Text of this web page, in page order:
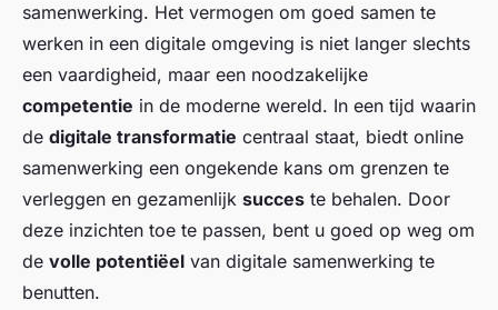
samenwerking. Het vermogen om goed samen te
werken in een digitale omgeving is niet langer slechts
een vaardigheid, maar een noodzakelijke
competentie in de moderne wereld. In een tijd waarin
de digitale transformatie centraal staat, biedt online
samenwerking een ongekende kans om grenzen te
verleggen en gezamenlijk succes te behalen. Door
deze inzichten toe te passen, bent u goed op weg om
de volle potentiëel van digitale samenwerking te
benutten.